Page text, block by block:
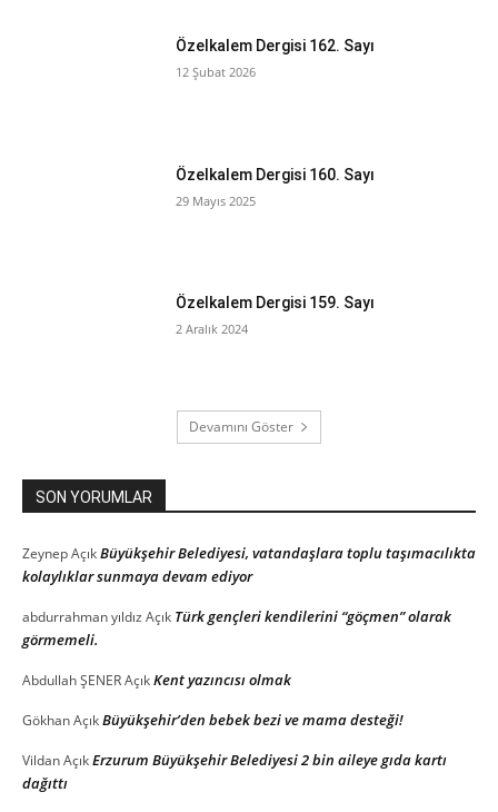
Özelkalem Dergisi 162. Sayı
12 Şubat 2026
Özelkalem Dergisi 160. Sayı
29 Mayıs 2025
Özelkalem Dergisi 159. Sayı
2 Aralık 2024
Devamını Göster
SON YORUMLAR
ZeynepAçıkBüyükşehir Belediyesi, vatandaşlara toplu taşımacılıkta
kolaylıklar sunmaya devam ediyor
abdurrahman yıldız Açık Türk gençleri kendilerini “göçmen” olarak
görmemeli.
Abdullah ŞENERAçıkKent yazıncısı olmak
GökhanAçıkBüyükşehir’den bebek bezi ve mama desteği!
VildanAçıkErzurum Büyükşehir Belediyesi 2 bin aileye gıda kartı
dağıttı